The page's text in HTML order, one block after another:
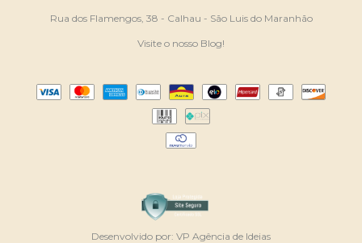
Rua dos Flamengos, 38 - Calhau - São Luis do Maranhão
Visite o nosso Blog!
Desenvolvido por: VP Agência de Ideias